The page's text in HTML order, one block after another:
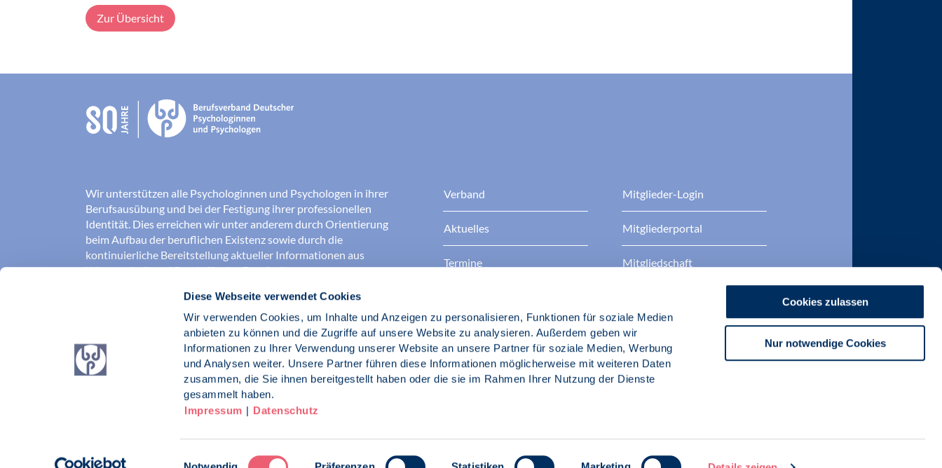
Diese Webseite verwendet Cookies
Wir verwenden Cookies, um Inhalte und Anzeigen zu personalisieren, Funktionen für soziale Medien
anbieten zu können und die Zugriffe auf unsere Website zu analysieren. Außerdem geben wir
Informationen zu Ihrer Verwendung unserer Website an unsere Partner für soziale Medien, Werbung
und Analysen weiter. Unsere Partner führen diese Informationen möglicherweise mit weiteren Daten
zusammen, die Sie ihnen bereitgestellt haben oder die sie im Rahmen Ihrer Nutzung der Dienste
gesammelt haben.
Impressum | Datenschutz
Einwilligungsauswahl
Cookies zulassen
Nur notwendige Cookies
Zur Übersicht
Wir unterstützen alle Psychologinnen und Psychologen in ihrer
Berufsausübung und bei der Festigung ihrer professionellen
Identität. Dies erreichen wir unter anderem durch Orientierung
beim Aufbau der beruflichen Existenz sowie durch die
kontinuierliche Bereitstellung aktueller Informationen aus
Wissenschaft und Praxis für den Berufsalltag.
Wir erschließen und sichern Berufsfelder und sorgen dafür, dass
Erkenntnisse der Psychologie kompetent und verantwortungsvoll
umgesetzt werden. Darüber hinaus stärken wir das Ansehen aller
Psychologinnen und Psychologen in der Öffentlichkeit und
vertreten eigene berufspolitische Positionen in der Gesellschaft.
Berufsverband Deutscher Psychologinnen und Psychologen
Verband
Aktuelles
Termine
Berufsethik
Fach- und Berufspolitik
Mitglieder-Login
Mitgliederportal
Mitgliedschaft
BDP Zertifizierungen
Impressum